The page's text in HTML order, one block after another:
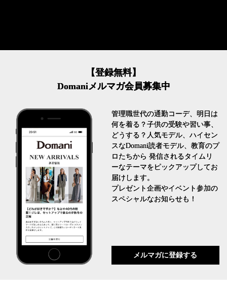
【登録無料】
Domaniメルマガ会員募集中
管理職世代の通勤コーデ、明日は
何を着る？子供の受験や習い事、
どうする？人気モデル、ハイセン
スなDomani読者モデル、教育のプ
ロたちから 発信されるタイムリ
ーなテーマをピックアップしてお
届けします。
プレゼント企画やイベント参加の
スペシャルなお知らせも！
メルマガに登録する